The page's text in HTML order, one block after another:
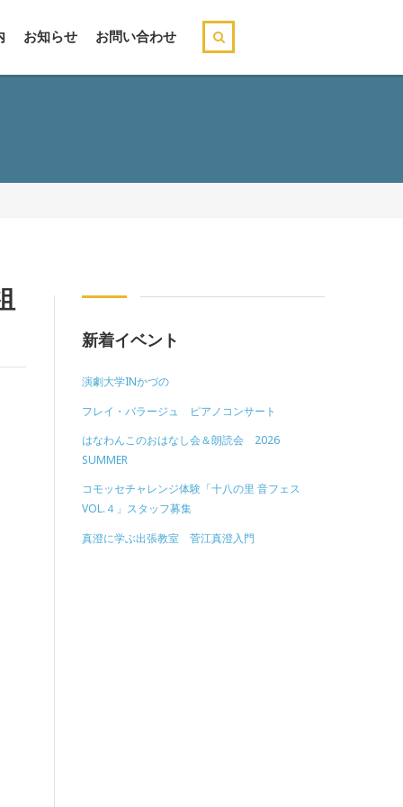
お知らせ お問い合わせ
新着イベント
演劇大学INかづの
フレイ・バラージュ ピアノコンサート
はなわんこのおはなし会＆朗読会 2026
SUMMER
コモッセチャレンジ体験「十八の里 音フェス
VOL.４」スタッフ募集
真澄に学ぶ出張教室 菅江真澄入門